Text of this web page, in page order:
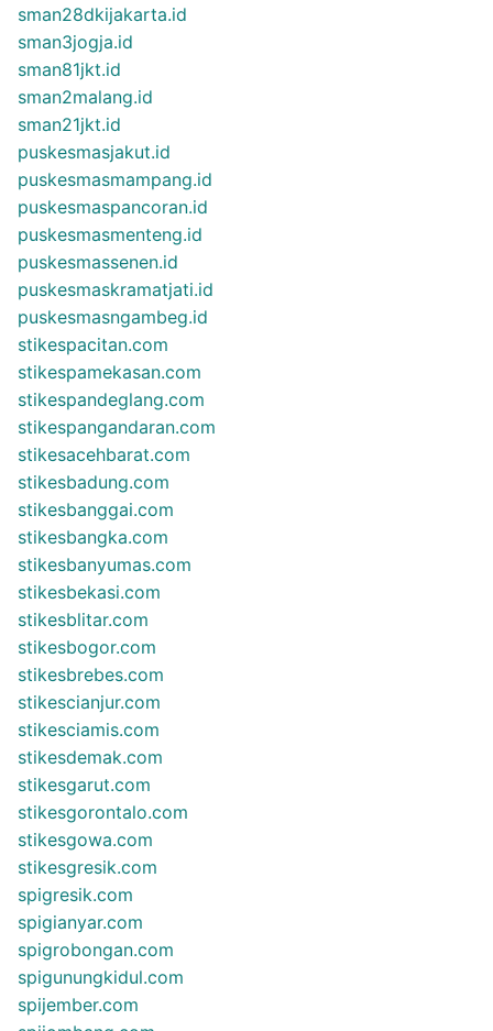
sman28dkijakarta.id
sman3jogja.id
sman81jkt.id
sman2malang.id
sman21jkt.id
puskesmasjakut.id
puskesmasmampang.id
puskesmaspancoran.id
puskesmasmenteng.id
puskesmassenen.id
puskesmaskramatjati.id
puskesmasngambeg.id
stikespacitan.com
stikespamekasan.com
stikespandeglang.com
stikespangandaran.com
stikesacehbarat.com
stikesbadung.com
stikesbanggai.com
stikesbangka.com
stikesbanyumas.com
stikesbekasi.com
stikesblitar.com
stikesbogor.com
stikesbrebes.com
stikescianjur.com
stikesciamis.com
stikesdemak.com
stikesgarut.com
stikesgorontalo.com
stikesgowa.com
stikesgresik.com
spigresik.com
spigianyar.com
spigrobongan.com
spigunungkidul.com
spijember.com